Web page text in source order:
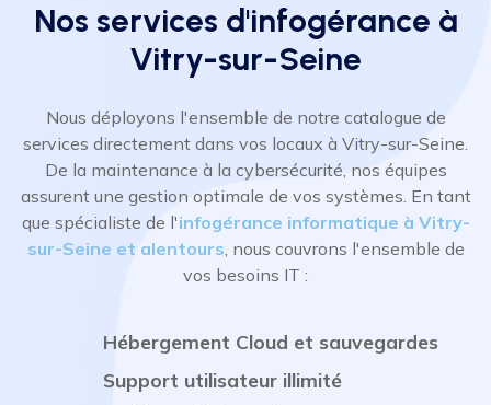
Nos services d'infogérance à
Vitry-sur-Seine
Nous déployons l'ensemble de notre catalogue de
services directement dans vos locaux à Vitry-sur-Seine.
De la maintenance à la cybersécurité, nos équipes
assurent une gestion optimale de vos systèmes. En tant
que spécialiste de l'infogérance informatique à Vitry-
sur-Seine et alentours, nous couvrons l'ensemble de
vos besoins IT :
Hébergement Cloud et sauvegardes
Support utilisateur illimité